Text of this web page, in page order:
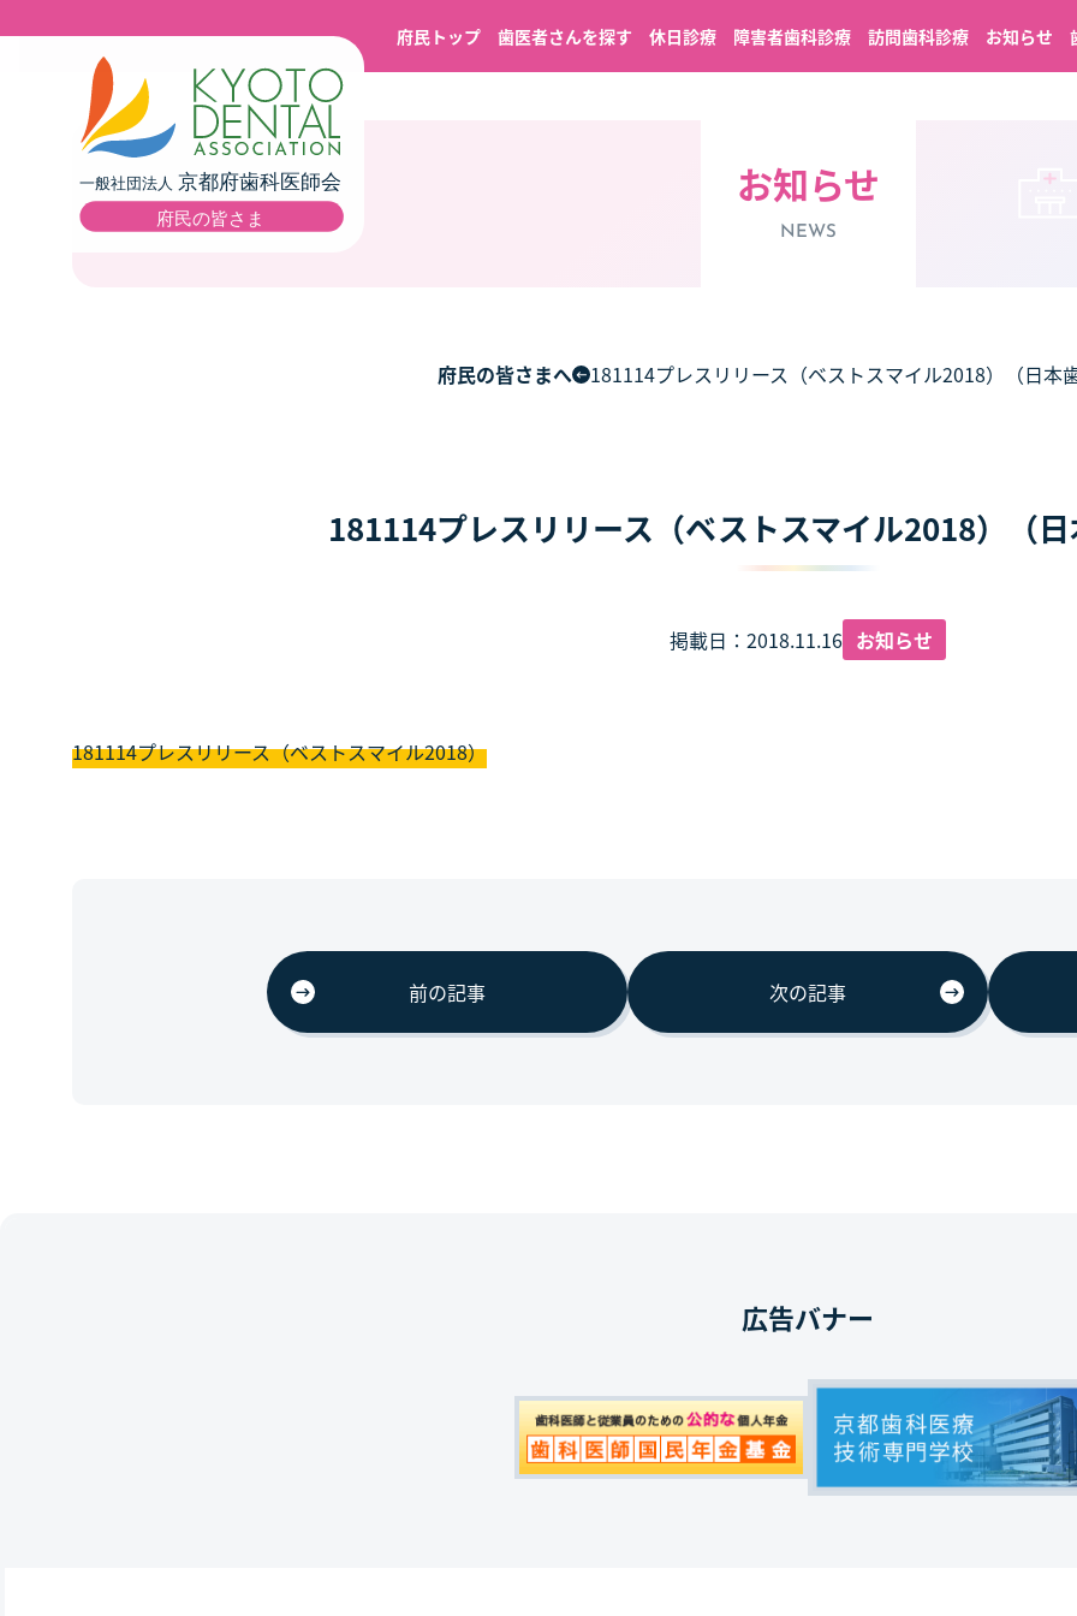
府民トップ 歯医者さんを探す 休日診療 障害者歯科診療 訪問歯科診療 お知らせ
お知らせ
NEWS
府民の皆さまへ 181114プレスリリース（ベストスマイル2018）（日本
181114プレスリリース（ベストスマイル2018）（
掲載日：2018.11.16 お知らせ
181114プレスリリース（ベストスマイル2018）
前の記事 次の記事
広告バナー